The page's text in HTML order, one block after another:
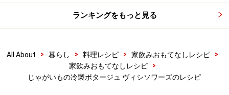
ランキングをもっと見る
All About > 暮らし > 料理レシピ > 家飲みおもてなしレシピ
>
家飲みおもてなしレシピ
>
じゃがいもの冷製ポタージュ ヴィシソワーズのレシピ